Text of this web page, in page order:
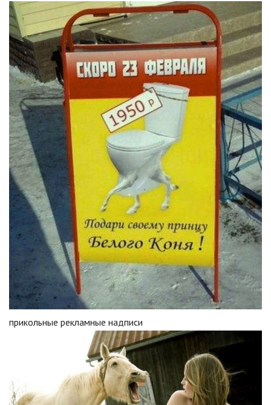
прикольные рекламные надписи